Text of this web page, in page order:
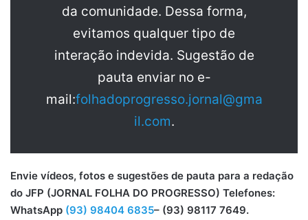
da comunidade. Dessa forma,
evitamos qualquer tipo de
interação indevida. Sugestão de
pauta enviar no e-
mail:folhadoprogresso.jornal@gma
il.com.
Envie vídeos, fotos e sugestões de pauta para a redação
do JFP (JORNAL FOLHA DO PROGRESSO) Telefones:
WhatsApp (93) 98404 6835– (93) 98117 7649.